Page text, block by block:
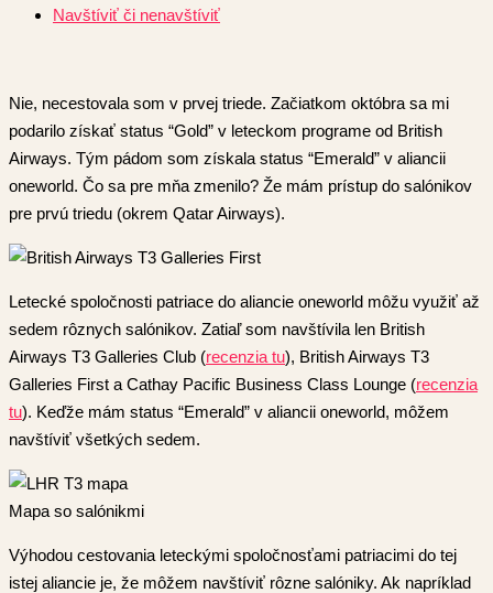
Navštíviť či nenavštíviť
Nie, necestovala som v prvej triede. Začiatkom októbra sa mi
podarilo získať status “Gold” v leteckom programe od British
Airways. Tým pádom som získala status “Emerald” v aliancii
oneworld. Čo sa pre mňa zmenilo? Že mám prístup do salónikov
pre prvú triedu (okrem Qatar Airways).
Letecké spoločnosti patriace do aliancie oneworld môžu využiť až
sedem rôznych salónikov. Zatiaľ som navštívila len British
Airways T3 Galleries Club (recenzia tu), British Airways T3
Galleries First a Cathay Pacific Business Class Lounge (recenzia
tu). Keďže mám status “Emerald” v aliancii oneworld, môžem
navštíviť všetkých sedem.
Mapa so salónikmi
Výhodou cestovania leteckými spoločnosťami patriacimi do tej
istej aliancie je, že môžem navštíviť rôzne salóniky. Ak napríklad